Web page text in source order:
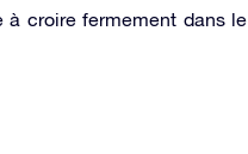
à croire fermement dans le